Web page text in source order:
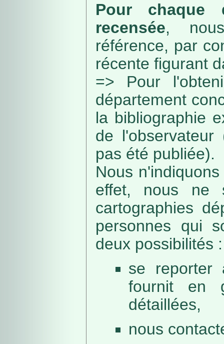
Pour chaque
recensée,
référence, par
récente figurant
=> Pour
département
la bibliographie
de
pas été publiée).
Nous
effet, nous ne
cartographies
personnes qui
deux possibilités :
se reporter
fournit en
détaillées,
nous